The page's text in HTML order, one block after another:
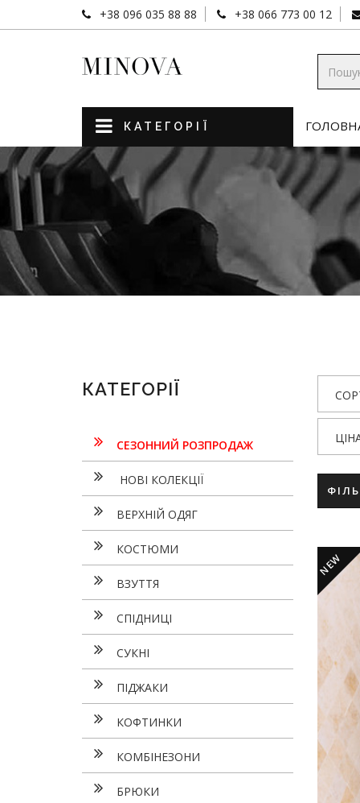
+38 096 035 88 88 +38 066 773 00 12
КАТЕГОРІЇ
КАТЕГОРІЇ
СЕЗОННИЙ РОЗПРОДАЖ
НОВІ КОЛЕКЦІЇ
ВЕРХНІЙ ОДЯГ
КОСТЮМИ
ВЗУТТЯ
СПІДНИЦІ
СУКНI
ПІДЖАКИ
КОФТИНКИ
КОМБІНЕЗОНИ
БРЮКИ
NEW